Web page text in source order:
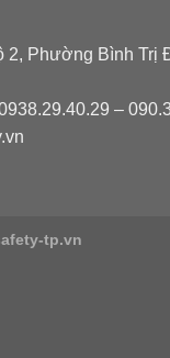
Phường Bình Trị
–
tp.vn